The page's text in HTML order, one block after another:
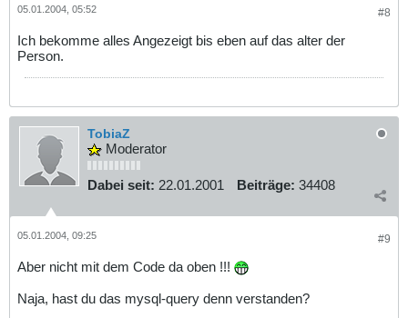
#8
05.01.2004, 05:52
Ich bekomme alles Angezeigt bis eben auf das alter der
Person.
TobiaZ
Moderator
Dabei seit: 22.01.2001 Beiträge: 34408
#9
05.01.2004, 09:25
Aber nicht mit dem Code da oben !!!
Naja, hast du das mysql-query denn verstanden?